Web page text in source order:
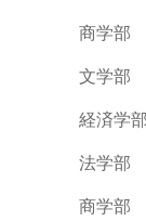
商学部
文学部
経済学部
法学部
商学部